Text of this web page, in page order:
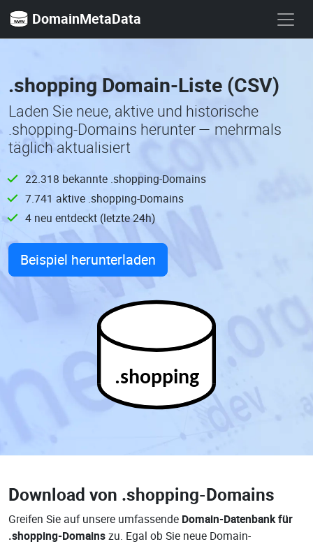
DomainMetaData
.shopping Domain-Liste (CSV)
Laden Sie neue, aktive und historische
.shopping-Domains herunter — mehrmals
täglich aktualisiert
22.318 bekannte .shopping-Domains
7.741 aktive .shopping-Domains
4 neu entdeckt (letzte 24h)
Beispiel herunterladen
.shopping
Download von .shopping-Domains
Greifen Sie auf unsere umfassende Domain-Datenbank für
.shopping-Domainszu. Egal ob Sie neue Domain-